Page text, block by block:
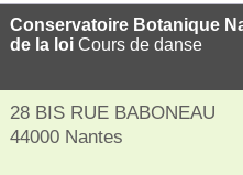
Conservatoire Botanique
de la loi Cours de danse
28 BIS RUE BABONEAU
44000 Nantes